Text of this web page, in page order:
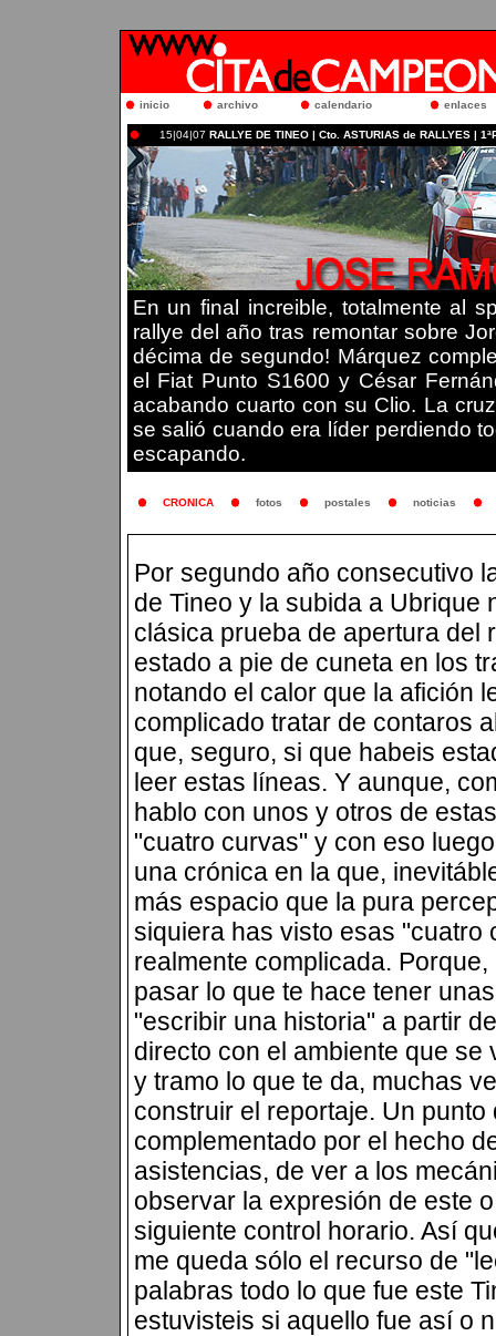
inicio archivo calendario enlaces
15|04|07 RALLYE DE TINEO | Cto. ASTURIAS de RALLYES |
En un final increible, totalmente al
rallye del año tras remontar sobre
décima de segundo! Márquez
el Fiat Punto S1600 y César
acabando cuarto con su Clio. La
se salió cuando era líder perdiendo
escapando.
CRONICA fotos postales noticias
Por segundo año consecutivo
de Tineo y la subida a Ubrique
clásica prueba de apertura del
estado a pie de cuneta en los
notando el calor que la afición
complicado tratar de contaros
que, seguro, si que habeis
leer estas líneas. Y aunque,
hablo con unos y otros de
"cuatro curvas" y con eso
una crónica en la que,
más espacio que la pura
siquiera has visto esas "cuatro
realmente complicada.
pasar lo que te hace tener
"escribir una historia" a partir
directo con el ambiente que
y tramo lo que te da, muchas
construir el reportaje. Un
complementado por el hecho
asistencias, de ver a los
observar la expresión de este
siguiente control horario. Así
me queda sólo el recurso de
palabras todo lo que fue este
estuvisteis si aquello fue así o